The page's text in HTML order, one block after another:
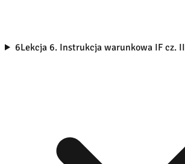
6Lekcja 6. Instrukcja warunkowa IF cz. II